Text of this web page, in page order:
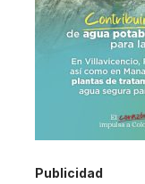
Publicidad